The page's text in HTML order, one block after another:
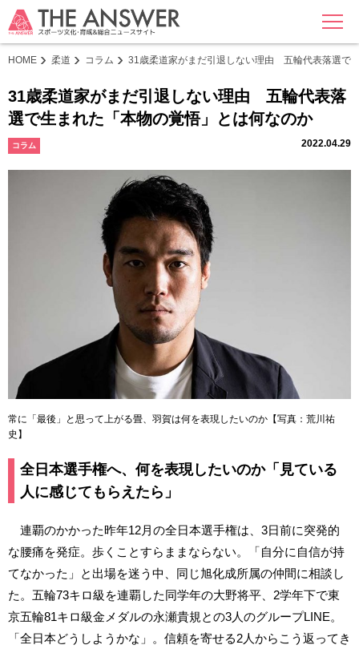
MENU
HOME 柔道 コラム 31歳柔道家がまだ引退しない理由 五輪代表落選で
31歳柔道家がまだ引退しない理由 五輪代表落
選で生まれた「本物の覚悟」とは何なのか
コラム 2022.04.29
常に「最後」と思って上がる畳、羽賀は何を表現したいのか【写真：荒川祐
史】
全日本選手権へ、何を表現したいのか「見ている
人に感じてもらえたら」
連覇のかかった昨年12月の全日本選手権は、3日前に突発的
な腰痛を発症。歩くことすらままならない。「自分に自信が持
てなかった」と出場を迷う中、同じ旭化成所属の仲間に相談し
た。五輪73キロ級を連覇した同学年の大野将平、2学年下で東
京五輪81キロ級金メダルの永瀬貴規との3人のグループLINE。
「全日本どうしようかな」。信頼を寄せる2人からこう返ってき